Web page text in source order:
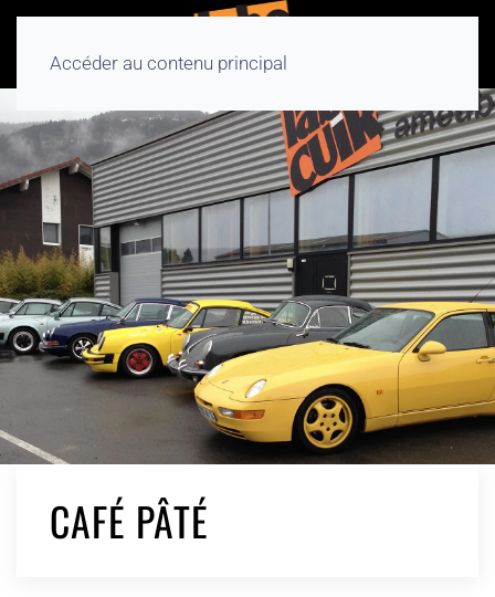
Accéder au contenu principal
CAFÉ PÂTÉ